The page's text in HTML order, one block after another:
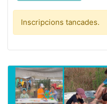
Inscripcions tancades.